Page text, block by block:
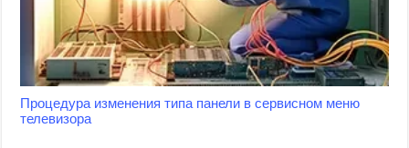
Процедура изменения типа панели в сервисном меню
телевизора